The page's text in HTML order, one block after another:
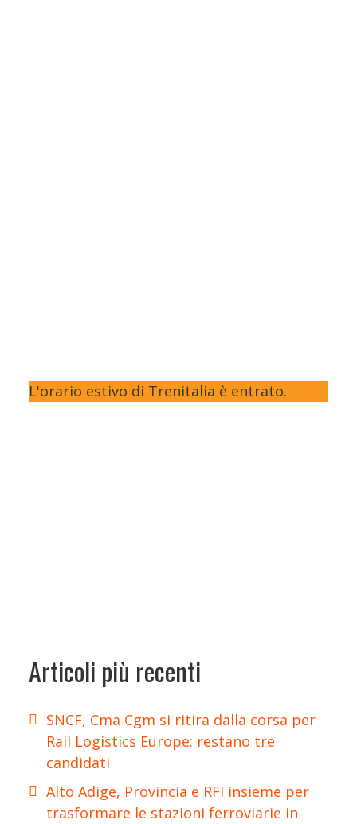
L'orario estivo di Trenitalia è entrato.
Articoli più recenti
SNCF, Cma Cgm si ritira dalla corsa per
Rail Logistics Europe: restano tre
candidati
Alto Adige, Provincia e RFI insieme per
trasformare le stazioni ferroviarie in